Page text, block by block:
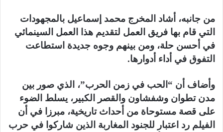
من جانبه، أشاد المخرج محمد إسماعيل بالمجهودات
التي قام بها فريق العمل لتقديم هذا العمل السينمائي
في أحسن حلة، ومن بينهم وجوه جديدة استطاعت
التفوق في أداء أدوارها.
وأضاف أن “الحب في زمن الحرب”، الذي صور بين
مدن تطوان وشفشاون والقصر الكبير، يسلط الضوء
على قصة مستوحاة من أحداث تاريخية، مبرزا في أن
الفيلم رد اعتبار للجنود المغاربة الذين شاركوا في حرب